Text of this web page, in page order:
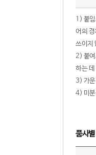
1) 붙
어의
쓰이지
2) 붙여
하는
3) 가운
4) 미분
품사